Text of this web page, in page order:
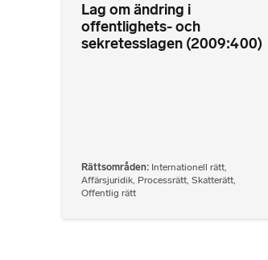
Lag om ändring i
offentlighets- och
sekretesslagen (2009:400)
Rättsområden Internationell rätt,
Affärsjuridik, Processrätt, Skatterätt,
Offentlig rätt